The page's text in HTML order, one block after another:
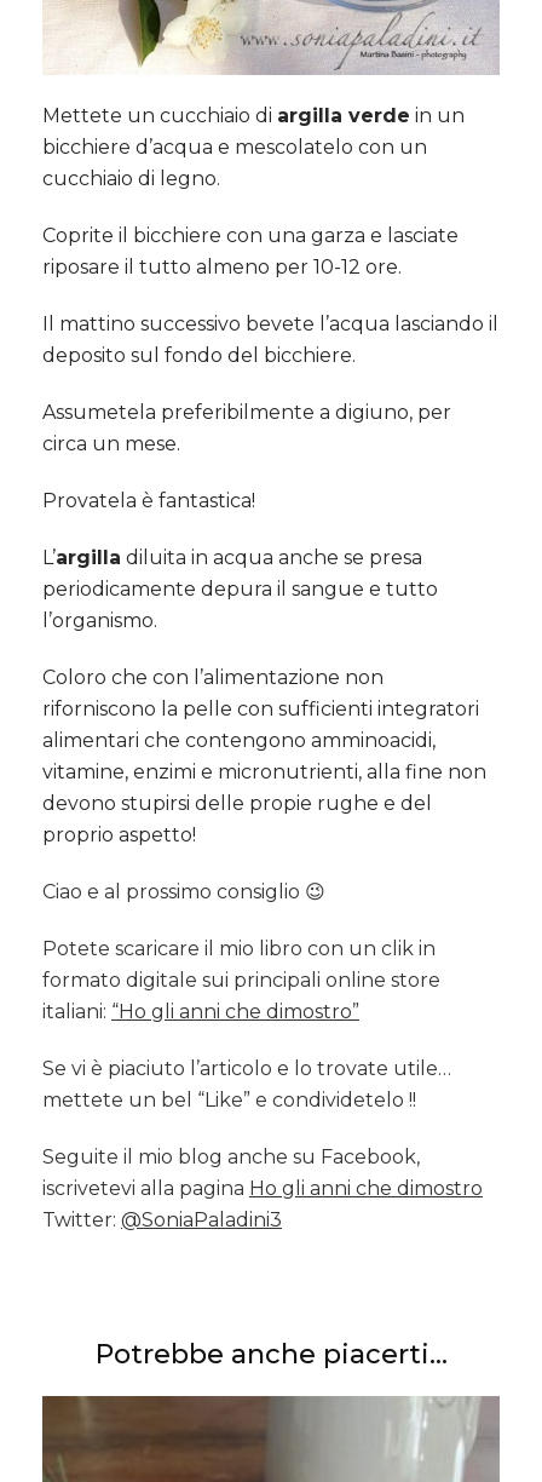
Mettete un cucchiaio di argilla verde in un
bicchiere d’acqua e mescolatelo con un
cucchiaio di legno.
Coprite il bicchiere con una garza e lasciate
riposare il tutto almeno per 10-12 ore.
Il mattino successivo bevete l’acqua lasciando il
deposito sul fondo del bicchiere.
Assumetela preferibilmente a digiuno, per
circa un mese.
Provatela è fantastica!
L’argilla diluita in acqua anche se presa
periodicamente depura il sangue e tutto
l’organismo.
Coloro che con l’alimentazione non
riforniscono la pelle con sufficienti integratori
alimentari che contengono amminoacidi,
vitamine, enzimi e micronutrienti, alla fine non
devono stupirsi delle propie rughe e del
proprio aspetto!
Ciao e al prossimo consiglio 😉
Potete scaricare il mio libro con un clik in
formato digitale sui principali online store
italiani: “Ho gli anni che dimostro”
Se vi è piaciuto l’articolo e lo trovate utile…
mettete un bel “Like” e condividetelo !!
Seguite il mio blog anche su Facebook,
iscrivetevi alla pagina Ho gli anni che dimostro
Twitter: @SoniaPaladini3
Potrebbe anche piacerti...